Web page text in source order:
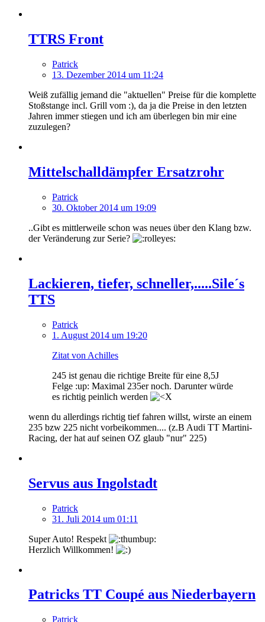
TTRS Front
Patrick
13. Dezember 2014 um 11:24
Weiß zufällig jemand die "aktuellen" Preise für die komplette
Stoßstange incl. Grill vom :), da ja die Preise in den letzten
Jahren immer stiegen und ich am überlegen bin mir eine
zuzulegen?
Mittelschalldämpfer Ersatzrohr
Patrick
30. Oktober 2014 um 19:09
..Gibt es mittlerweile schon was neues über den Klang bzw.
der Veränderung zur Serie?
Lackieren, tiefer, schneller,.....Sile´s
TTS
Patrick
1. August 2014 um 19:20
Zitat von Achilles
245 ist genau die richtige Breite für eine 8,5J
Felge :up: Maximal 235er noch. Darunter würde
es richtig peinlich werden
wenn du allerdings richtig tief fahren willst, wirste an einem
235 bzw 225 nicht vorbeikommen.... (z.B Audi TT Martini-
Racing, der hat auf seinen OZ glaub "nur" 225)
Servus aus Ingolstadt
Patrick
31. Juli 2014 um 01:11
Super Auto! Respekt
Herzlich Willkommen!
Patricks TT Coupé aus Niederbayern
Patrick